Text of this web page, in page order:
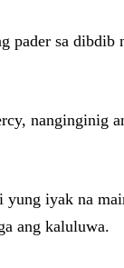
pader sa
nanginginig
iyak na
ang kaluluwa.